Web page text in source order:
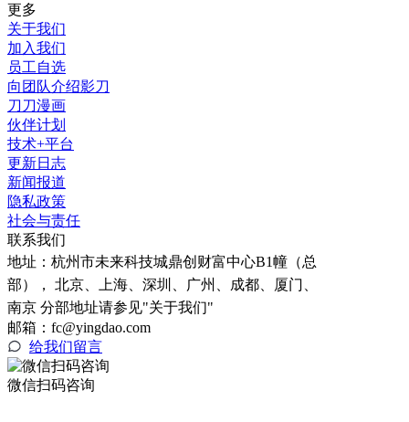
更多
关于我们
加入我们
员工自选
向团队介绍影刀
刀刀漫画
伙伴计划
技术+平台
更新日志
新闻报道
隐私政策
社会与责任
联系我们
地址： 杭州市未来科技城鼎创财富中心B1幢（总
部）， 北京、上海、深圳、广州、成都、厦门、
南京 分部地址请参见"关于我们"
邮箱：fc@yingdao.com
给我们留言
微信扫码咨询